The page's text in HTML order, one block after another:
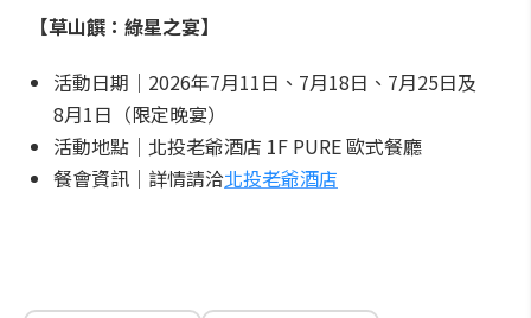
【草山饌：綠星之宴】
活動日期｜2026年7月11日、7月18日、7月25日及
8月1日（限定晚宴）
活動地點｜北投老爺酒店 1F PURE 歐式餐廳
餐會資訊｜詳情請洽北投老爺酒店